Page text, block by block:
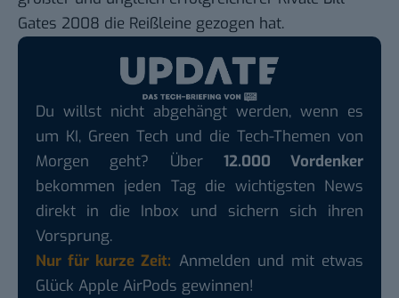
Gates 2008 die Reißleine gezogen hat.
Du willst nicht abgehängt werden, wenn es
um KI, Green Tech und die Tech-Themen von
Morgen geht? Über 12.000 Vordenker
bekommen jeden Tag die wichtigsten News
direkt in die Inbox und sichern sich ihren
Vorsprung.
Nur für kurze Zeit: Anmelden und mit etwas
Glück Apple AirPods gewinnen!